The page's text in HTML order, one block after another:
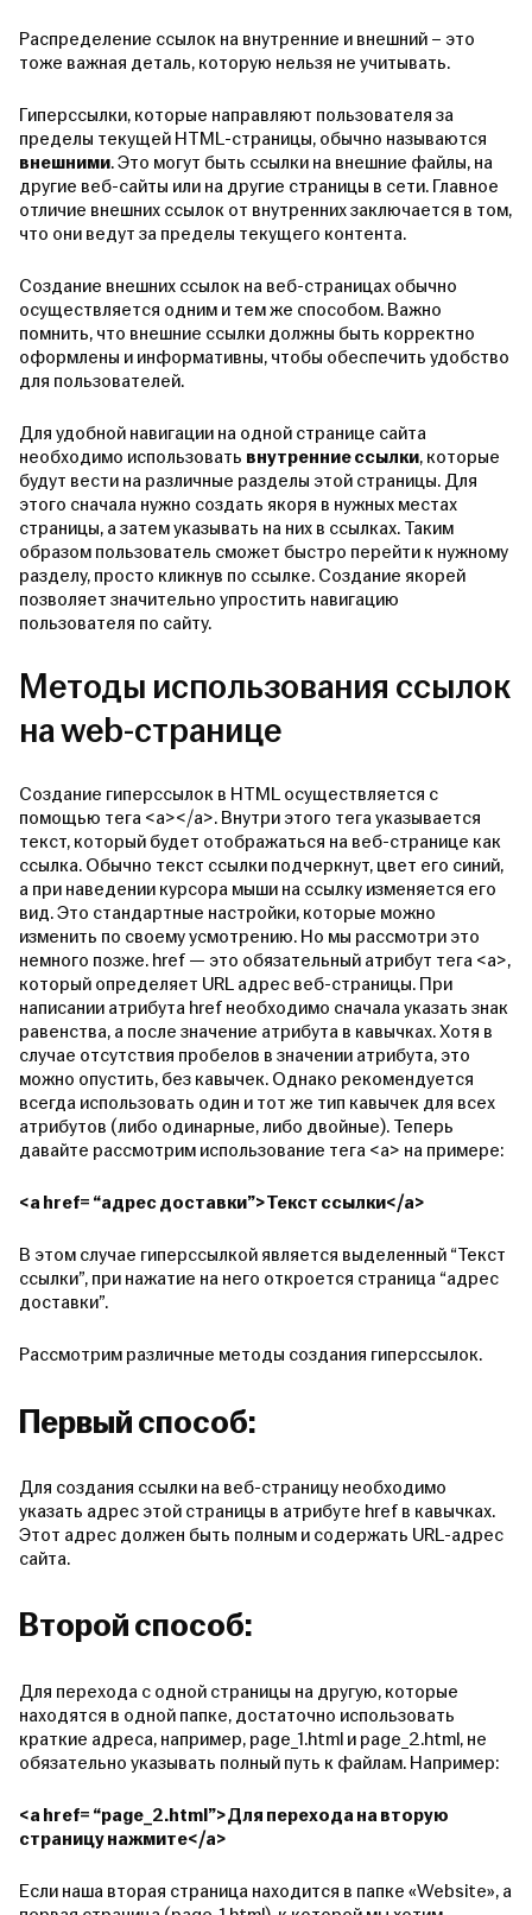
Распределение ссылок на внутренние и внешний – это
тоже важная деталь, которую нельзя не учитывать.
Гиперссылки, которые направляют пользователя за
пределы текущей HTML-страницы, обычно называются
внешними. Это могут быть ссылки на внешние файлы, на
другие веб-сайты или на другие страницы в сети. Главное
отличие внешних ссылок от внутренних заключается в том,
что они ведут за пределы текущего контента.
Создание внешних ссылок на веб-страницах обычно
осуществляется одним и тем же способом. Важно
помнить, что внешние ссылки должны быть корректно
оформлены и информативны, чтобы обеспечить удобство
для пользователей.
Для удобной навигации на одной странице сайта
необходимо использовать внутренние ссылки, которые
будут вести на различные разделы этой страницы. Для
этого сначала нужно создать якоря в нужных местах
страницы, а затем указывать на них в ссылках. Таким
образом пользователь сможет быстро перейти к нужному
разделу, просто кликнув по ссылке. Создание якорей
позволяет значительно упростить навигацию
пользователя по сайту.
Методы использования ссылок
на web-странице
Создание гиперссылок в HTML осуществляется с
помощью тега <a></a>. Внутри этого тега указывается
текст, который будет отображаться на веб-странице как
ссылка. Обычно текст ссылки подчеркнут, цвет его синий,
а при наведении курсора мыши на ссылку изменяется его
вид. Это стандартные настройки, которые можно
изменить по своему усмотрению. Но мы рассмотри это
немного позже. href — это обязательный атрибут тега <a>,
который определяет URL адрес веб-страницы. При
написании атрибута href необходимо сначала указать знак
равенства, а после значение атрибута в кавычках. Хотя в
случае отсутствия пробелов в значении атрибута, это
можно опустить, без кавычек. Однако рекомендуется
всегда использовать один и тот же тип кавычек для всех
атрибутов (либо одинарные, либо двойные). Теперь
давайте рассмотрим использование тега <a> на примере:
<a href= “адрес доставки”>Текст ссылки</a>
В этом случае гиперссылкой является выделенный “Текст
ссылки”, при нажатие на него откроется страница “адрес
доставки”.
Рассмотрим различные методы создания гиперссылок.
Первый способ:
Для создания ссылки на веб-страницу необходимо
указать адрес этой страницы в атрибуте href в кавычках.
Этот адрес должен быть полным и содержать URL-адрес
сайта.
Второй способ:
Для перехода с одной страницы на другую, которые
находятся в одной папке, достаточно использовать
краткие адреса, например, page_1.html и page_2.html, не
обязательно указывать полный путь к файлам. Например:
<a href= “page_2.html”>Для перехода на вторую
страницу нажмите</a>
Если наша вторая страница находится в папке «Website», а